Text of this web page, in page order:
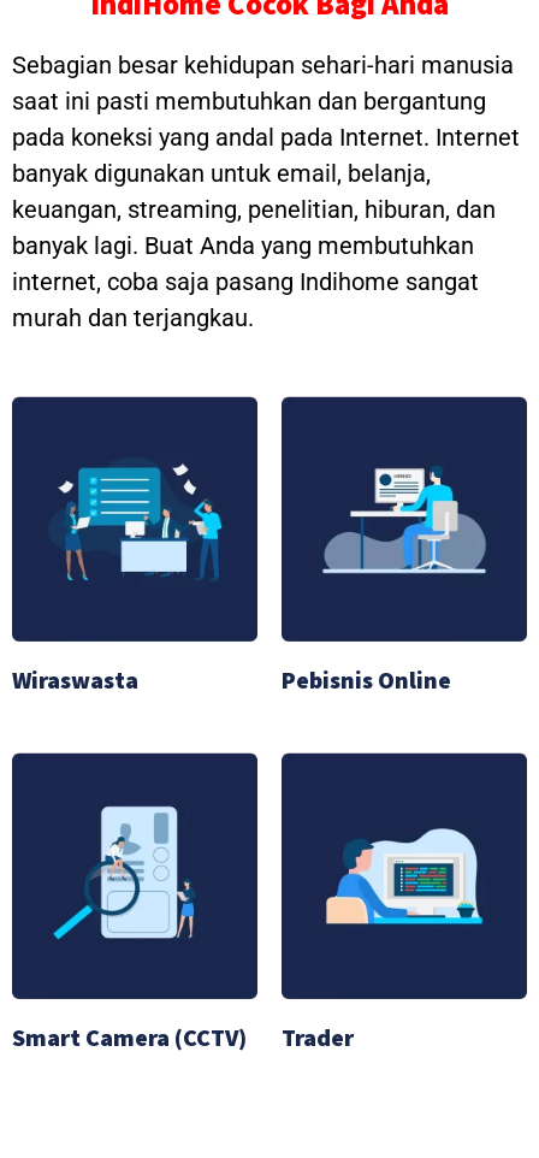
Sebagian besar kehidupan sehari-hari manusia
saat ini pasti membutuhkan dan bergantung
pada koneksi yang andal pada Internet. Internet
banyak digunakan untuk email, belanja,
keuangan, streaming, penelitian, hiburan, dan
banyak lagi. Buat Anda yang membutuhkan
internet, coba saja pasang Indihome sangat
murah dan terjangkau.
Wiraswasta Pebisnis Online
Smart Camera (CCTV) Trader